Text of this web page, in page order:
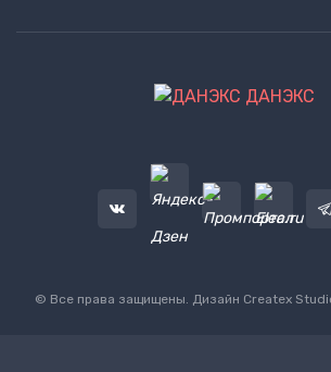
ДАНЭКС
© Все права защищены. Дизайн Createx